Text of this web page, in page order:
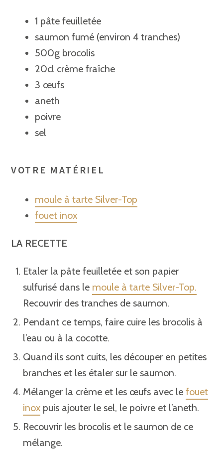
1 pâte feuilletée
saumon fumé (environ 4 tranches)
500g brocolis
20cl crème fraîche
3 œufs
aneth
poivre
sel
VOTRE MATÉRIEL
moule à tarte Silver-Top
fouet inox
LA RECETTE
Etaler la pâte feuilletée et son papier
sulfurisé dans le moule à tarte Silver-Top.
Recouvrir des tranches de saumon.
Pendant ce temps, faire cuire les brocolis à
l’eau ou à la cocotte.
Quand ils sont cuits, les découper en petites
branches et les étaler sur le saumon.
Mélanger la crème et les œufs avec le fouet
inox puis ajouter le sel, le poivre et l’aneth.
Recouvrir les brocolis et le saumon de ce
mélange.